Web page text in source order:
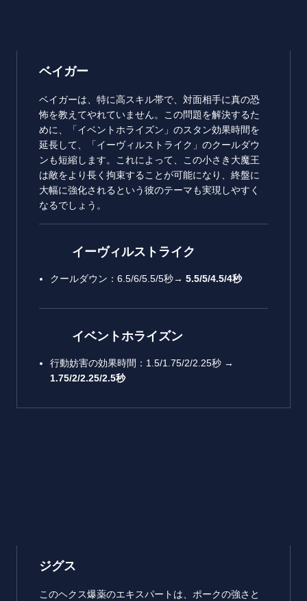
ベイガー
ベイガーは、特に高スキル帯で、対面相手に真の恐
怖を教えてやれていません。この問題を解決するた
めに、「イベントホライズン」のスタン効果時間を
延長して、「イーヴィルストライク」のクールダウ
ンも短縮します。これによって、この小さき大魔王
は敵をより長く拘束することが可能になり、終盤に
大幅に強化されるという彼のテーマも実現しやすく
なるでしょう。
イーヴィルストライク
クールダウン：6.5/6/5.5/5秒→ 5.5/5/4.5/4秒
イベントホライズン
行動妨害の効果時間：1.5/1.75/2/2.25秒 →
1.75/2/2.25/2.5秒
ジグス
このヘクス爆薬のエキスパートは、ポークの強さと